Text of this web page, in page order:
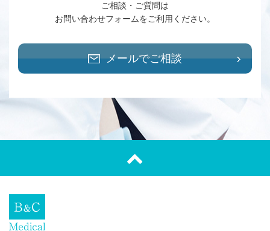
ご相談・ご質問は
お問い合わせフォームをご利用ください。
メールでご相談